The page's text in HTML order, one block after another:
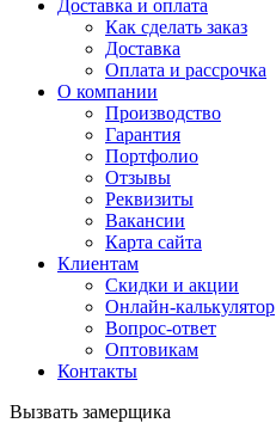
Доставка и оплата
Как сделать заказ
Доставка
Оплата и рассрочка
О компании
Производство
Гарантия
Портфолио
Отзывы
Реквизиты
Вакансии
Карта сайта
Клиентам
Скидки и акции
Онлайн-калькулятор
Вопрос-ответ
Оптовикам
Контакты
Вызвать замерщика